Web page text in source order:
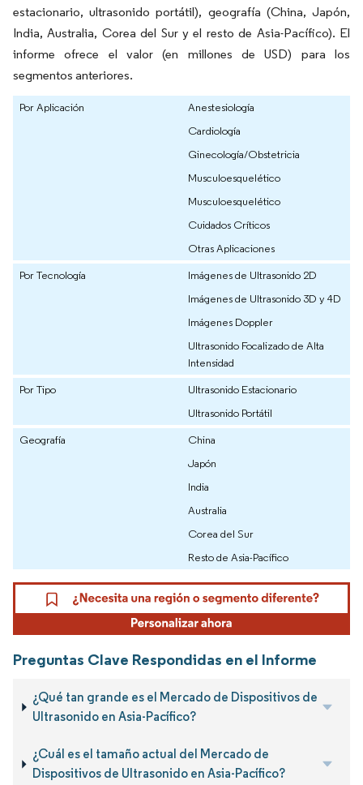
estacionario, ultrasonido portátil), geografía (China, Japón,
India, Australia, Corea del Sur y el resto de Asia-Pacífico). El
informe ofrece el valor (en millones de USD) para los
segmentos anteriores.
Por Aplicación
Anestesiología
Cardiología
Ginecología/Obstetricia
Musculoesquelético
Musculoesquelético
Cuidados Críticos
Otras Aplicaciones
Por Tecnología
Imágenes de Ultrasonido 2D
Imágenes de Ultrasonido 3D y 4D
Imágenes Doppler
Ultrasonido Focalizado de Alta
Intensidad
Por Tipo
Ultrasonido Estacionario
Ultrasonido Portátil
Geografía
China
Japón
India
Australia
Corea del Sur
Resto de Asia-Pacífico
Preguntas Clave Respondidas en el Informe
¿Qué tan grande es el Mercado de Dispositivos de
Ultrasonido en Asia-Pacífico?
¿Cuál es el tamaño actual del Mercado de
Dispositivos de Ultrasonido en Asia-Pacífico?